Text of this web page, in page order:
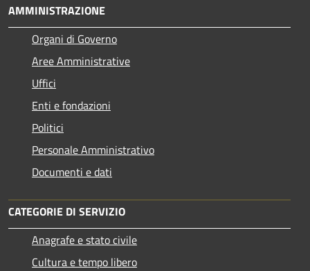
AMMINISTRAZIONE
Organi di Governo
Aree Amministrative
Uffici
Enti e fondazioni
Politici
Personale Amministrativo
Documenti e dati
CATEGORIE DI SERVIZIO
Anagrafe e stato civile
Cultura e tempo libero